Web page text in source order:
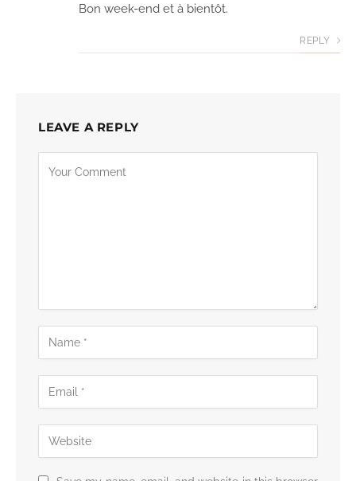
Bon week-end et à bientôt.
REPLY
LEAVE A REPLY